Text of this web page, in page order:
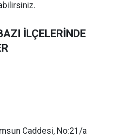
İLÇELERİNDE
Caddesi, No:21/a